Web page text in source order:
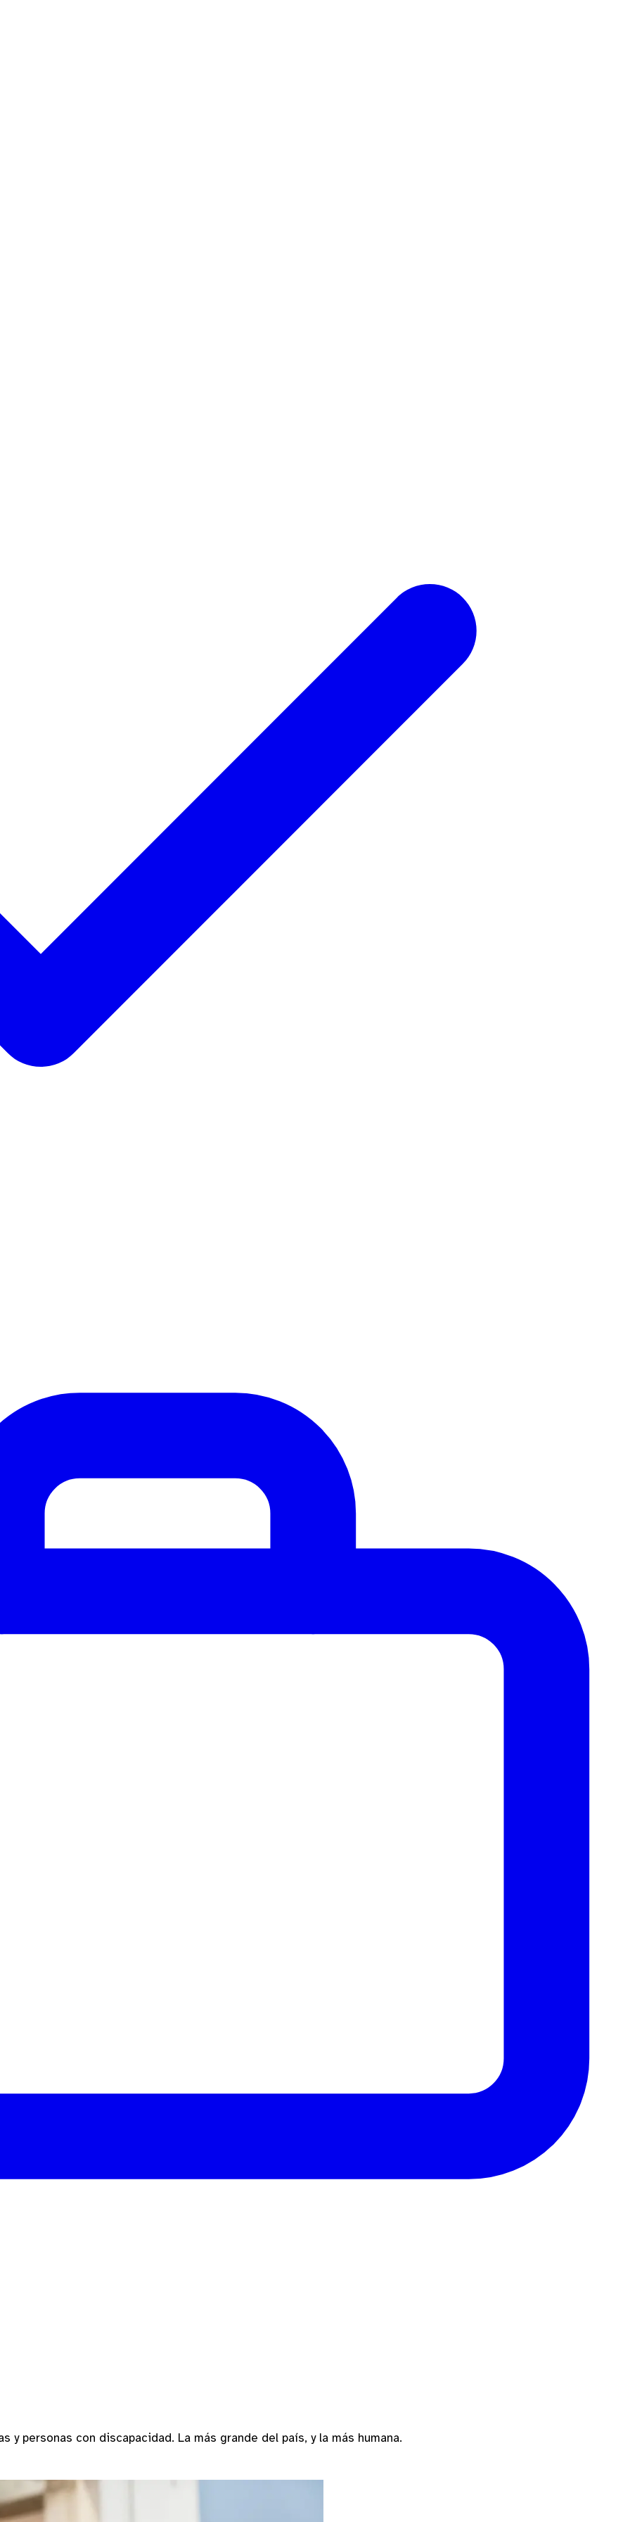
personas con discapacidad. La más grande del país, y la más humana.